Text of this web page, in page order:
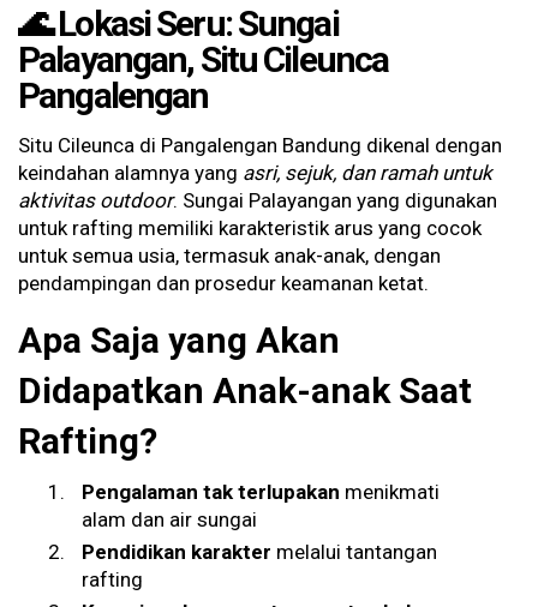
🌊 Lokasi Seru: Sungai
Palayangan, Situ Cileunca
Pangalengan
Situ Cileunca di Pangalengan Bandung dikenal dengan
keindahan alamnya yang asri, sejuk, dan ramah untuk
aktivitas outdoor. Sungai Palayangan yang digunakan
untuk rafting memiliki karakteristik arus yang cocok
untuk semua usia, termasuk anak-anak, dengan
pendampingan dan prosedur keamanan ketat.
Apa Saja yang Akan
Didapatkan Anak-anak Saat
Rafting?
Pengalaman tak terlupakan menikmati
alam dan air sungai
Pendidikan karakter melalui tantangan
rafting